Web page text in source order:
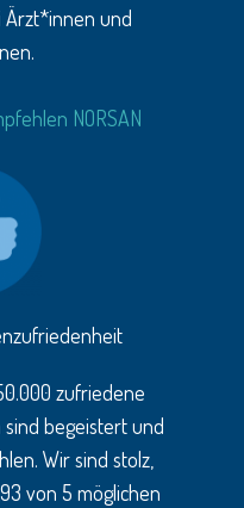
Ärzt*innen und
NORSAN
zufriedene
sind begeistert und
Wir sind stolz,
von 5 möglichen